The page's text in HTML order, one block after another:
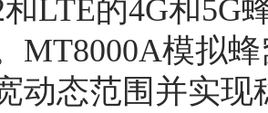
和LTE的4G和5G
MT8000A模拟
动态范围并实现